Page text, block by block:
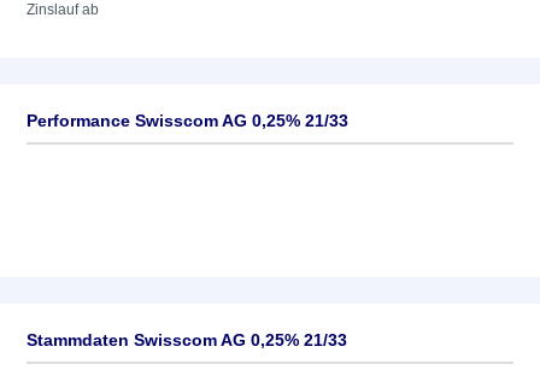
Zinslauf ab
Performance Swisscom AG 0,25% 21/33
Stammdaten Swisscom AG 0,25% 21/33